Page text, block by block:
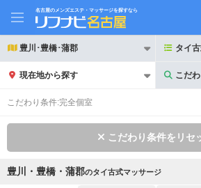
名古屋のメンズエステ・マッサージを探すなら
豊川･豊橋･蒲郡 タイ
現在地から探す こだ
こだ
こだわり条件:完全個室
こだわり条件をリセ
豊川・豊橋・蒲郡のタイ古式マッサージ